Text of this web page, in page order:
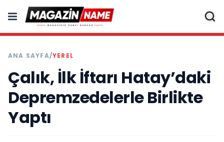
ANA SAYFA/YEREL
Çalık, İlk İftarı Hatay’daki
Depremzedelerle Birlikte
Yaptı